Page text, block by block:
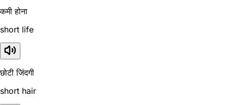
कमी होना
short life
छोटी जिंदगी
short hair